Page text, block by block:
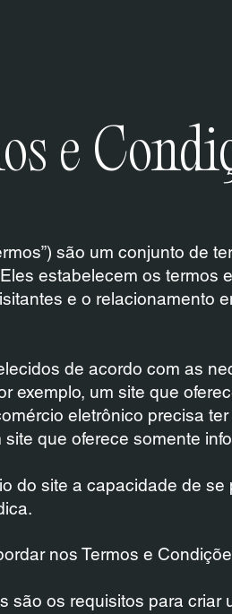
e
são um conjunto de
estabelecem os termos
e o relacionamento
de acordo com as
exemplo, um site que
eletrônico precisa
que oferece somente
do site a capacidade de se
nos Termos e
são os requisitos para criar